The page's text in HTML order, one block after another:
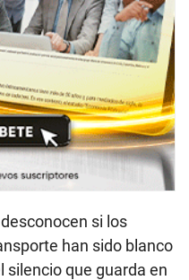
si los
han sido blanco
silencio que guarda en